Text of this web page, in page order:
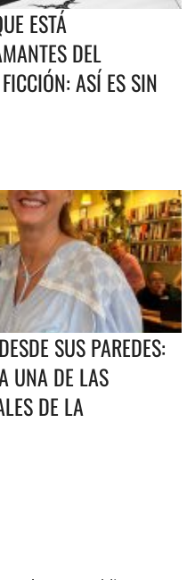
ESTÁ
DEL
ASÍ ES SIN
SUS PAREDES:
UNA DE LAS
DE LA